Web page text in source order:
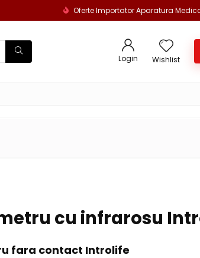
Oferte Importator Aparatura
Login Wishlist
cu infrarosu
fara contact Introlife